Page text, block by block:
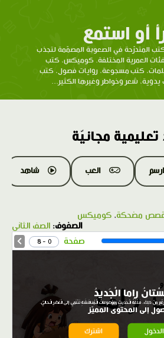
أو استمع
المتدرّحة في الصعوبة المصمّمة لتجذب
العمرية المختلفة. كوميكس، كتب
كتب مسجوعة، روايات فصول، كتب
شعر وخواطر وغيرها الكثير...
تعليمية مجانيّة
ارسم العب شاهد
مضحكة، كوميكس
الصفوف: الصف الثاني
صفحة 0 - 8
راما الْجَديدُ
مِنْ ذلِكَ، فَلُغَةُ الْـحَديثِ وَمَوْضوعاتُ الْـمُناقَشَةِ تَنْتَمي إلى الْعَصْرِ الْـحاليِّ.
إلى المحتوى المميّز
اشترك